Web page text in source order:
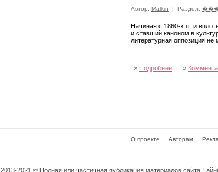
Автор: Malkin | Раздел:
Начиная с 1860-х гг. и
и ставший каноном в
литературная оппозиция
» Подробнее »
О проекте Авторам
2013-2021 © Полная или частичная публикация материалов сайта